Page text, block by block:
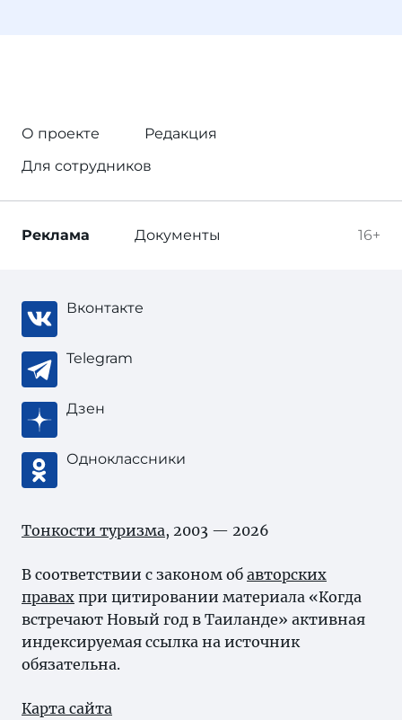
О проекте
Редакция
Для сотрудников
16+
Реклама Документы
Вконтакте
Telegram
Дзен
Одноклассники
Тонкости туризма, 2003 — 2026
В соответствии с законом об авторских
правах при цитировании материала «Когда
встречают Новый год в Таиланде» активная
индексируемая ссылка на источник
обязательна.
Карта сайта